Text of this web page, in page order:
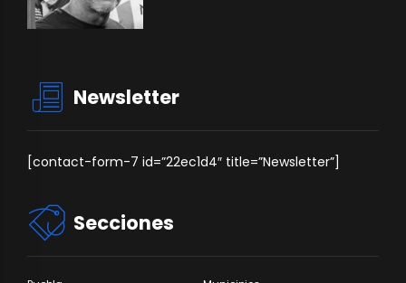
Newsletter
[contact-form-7 id=”22ec1d4″ title=”Newsletter”]
Secciones